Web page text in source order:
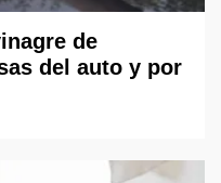
de
del auto y por